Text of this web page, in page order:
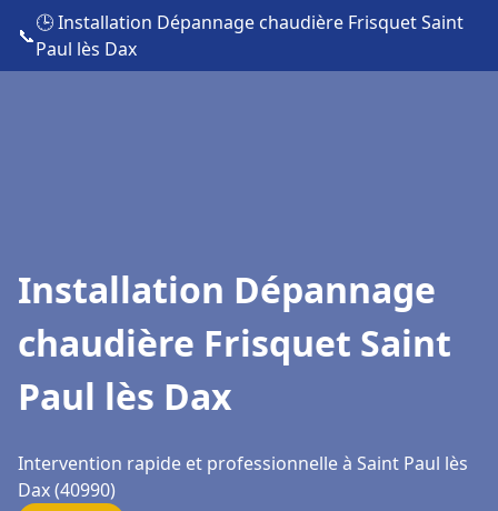
📞
🕒 Installation Dépannage chaudière Frisquet Saint
Paul lès Dax
Installation Dépannage
chaudière Frisquet Saint
Paul lès Dax
Intervention rapide et professionnelle à Saint Paul lès
Dax (40990)